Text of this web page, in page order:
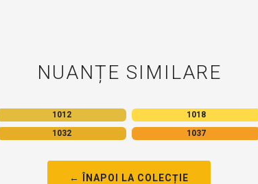
NUANȚE SIMILARE
1012 1018
1032 1037
← ÎNAPOI LA COLECȚIE